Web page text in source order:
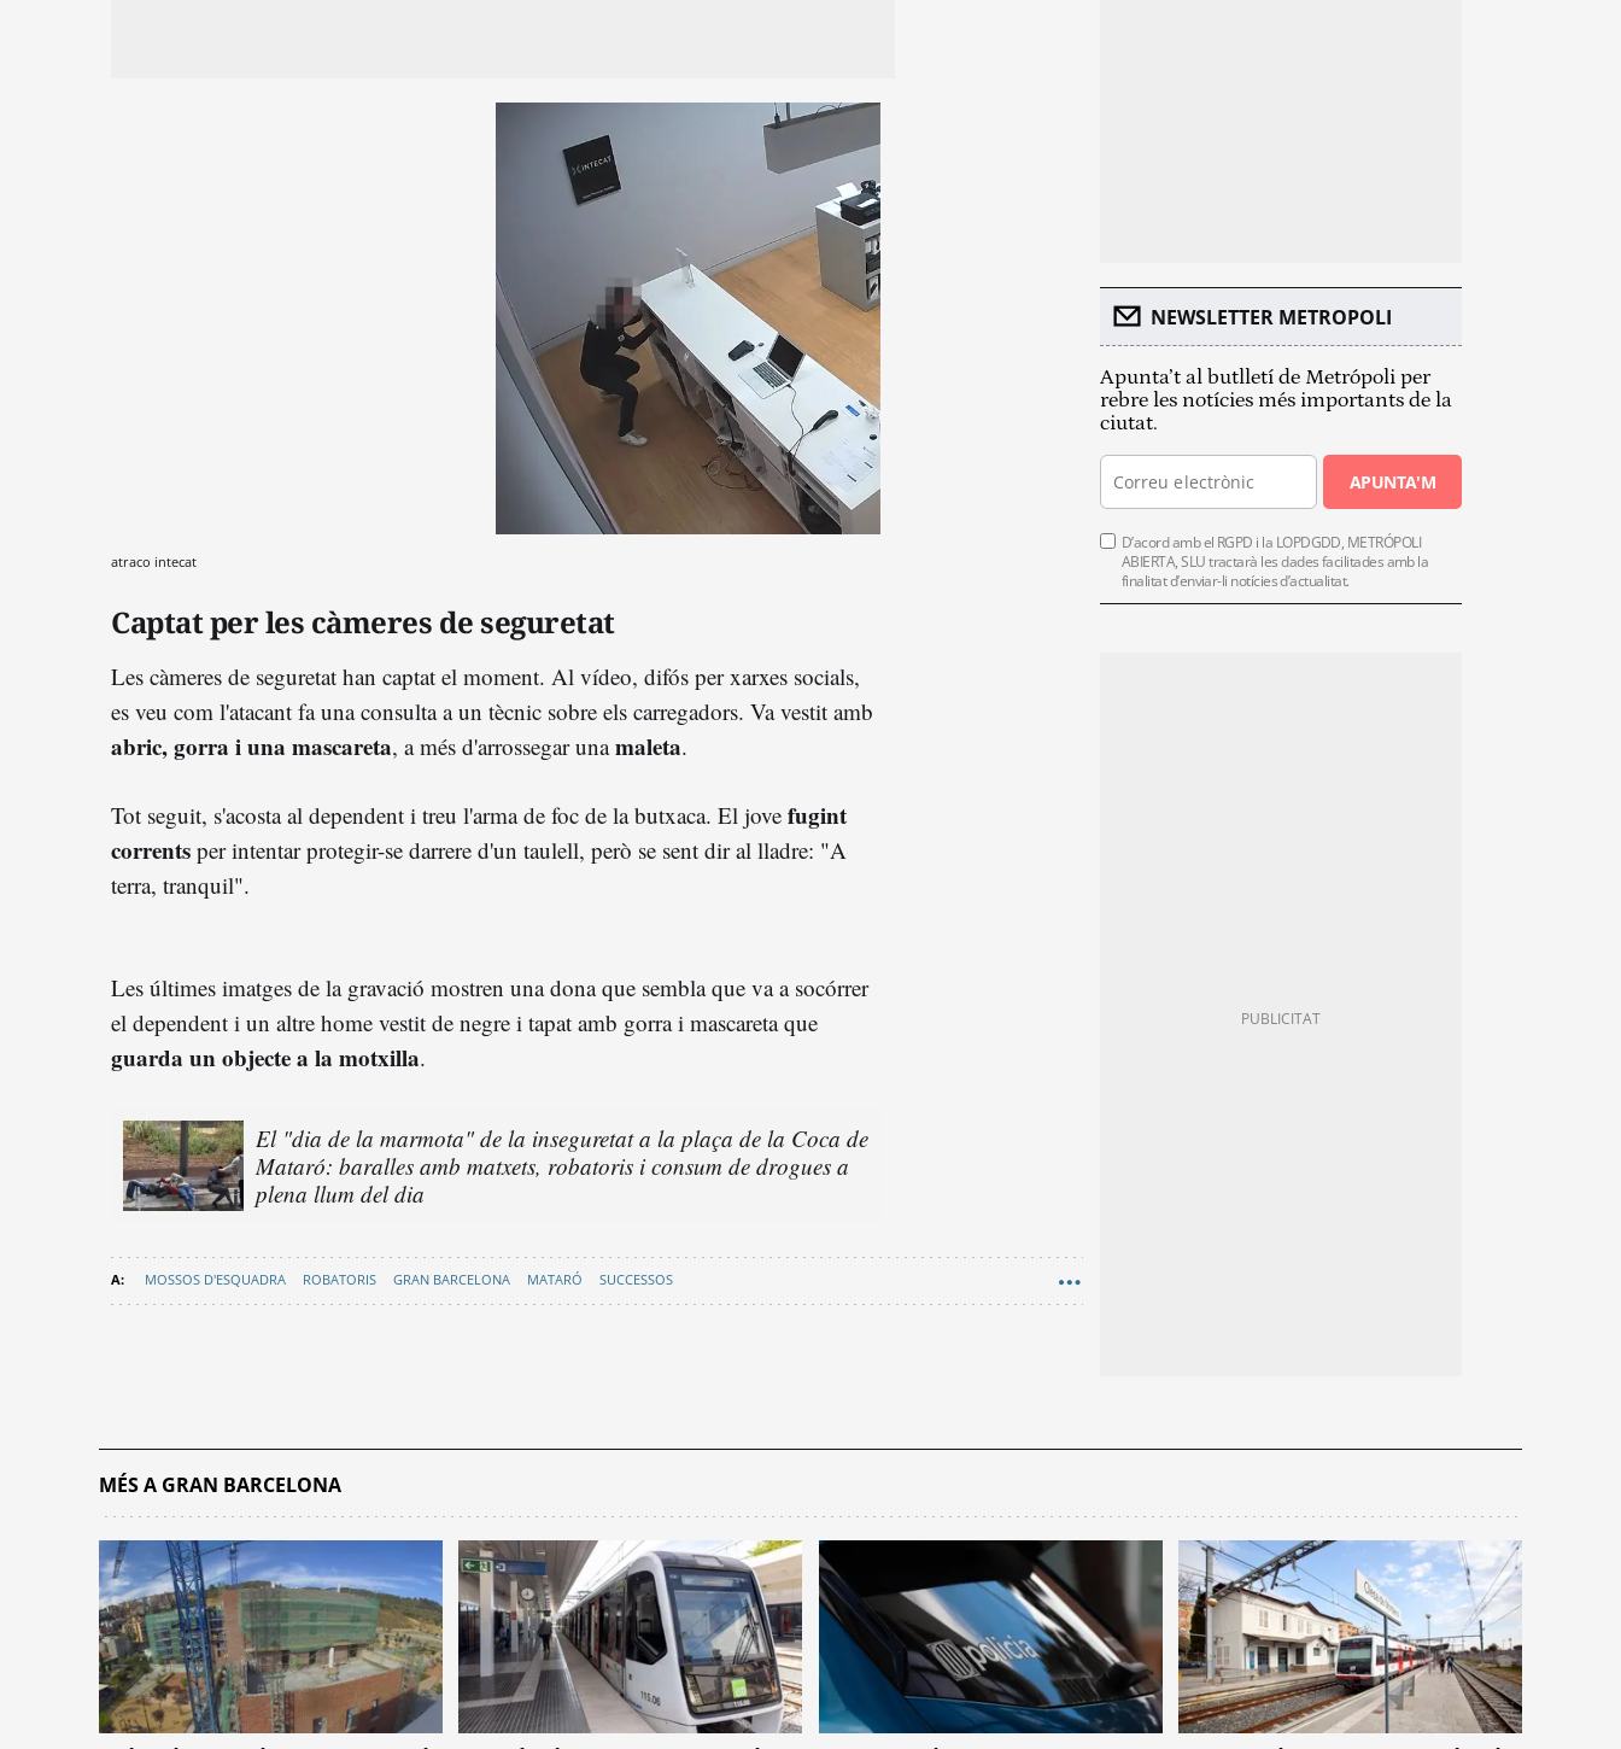
atraco intecat
Captat per les càmeres de seguretat
Les càmeres de seguretat han captat el moment. Al vídeo, difós per xarxes socials,
es veu com l'atacant fa una consulta a un tècnic sobre els carregadors. Va vestit amb
abric, gorra i una mascareta, a més d'arrossegar unamaleta.
Tot seguit, s'acosta al dependent i treu l'arma de foc de la butxaca. El jove fugint
corrents per intentar protegir-se darrere d'un taulell, però se sent dir al lladre: "A
terra, tranquil".
Les últimes imatges de la gravació mostren una dona que sembla que va a socórrer
el dependent i un altre home vestit de negre i tapat amb gorra i mascareta que
guarda un objecte a la motxilla.
El "dia de la marmota" de la inseguretat a la plaça de la Coca de
Mataró: baralles amb matxets, robatoris i consum de drogues a
plena llum del dia
MOSSOS D'ESQUADRA ROBATORIS GRAN BARCELONA MATARÓ SUCCESSOS
NEWSLETTER METROPOLI
Apunta’t al butlletí de Metrópoli per
rebre les notícies més importants de la
ciutat.
APUNTA'M
D’acord amb el RGPD i la LOPDGDD, METRÓPOLI
ABIERTA, SLU tractarà les dades facilitades amb la
finalitat d’enviar-li notícies d’actualitat.
MÉS A GRAN BARCELONA